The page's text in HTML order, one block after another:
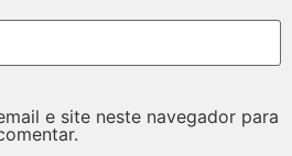
e site neste navegador para